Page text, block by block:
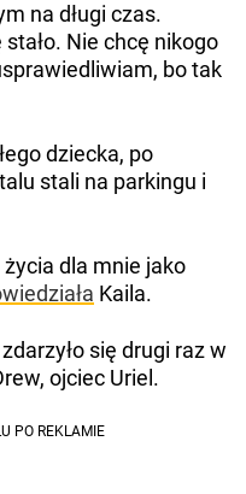
na długi czas.
Nie chcę nikogo
bo tak
dziecka, po
stali na parkingu i
dla mnie jako
Kaila.
się drugi raz w
ojciec Uriel.